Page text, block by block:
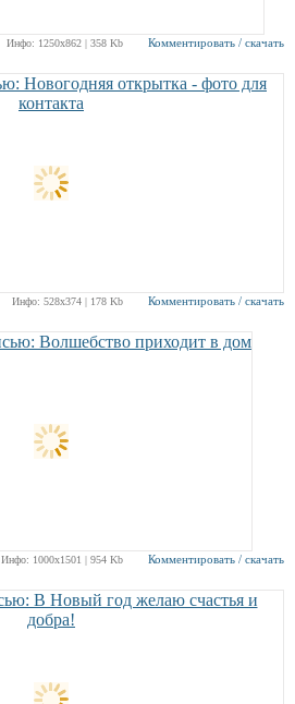
Инфо: 1250х862 | 358 Kb Комментировать / скачать
Инфо: 528х374 | 178 Kb Комментировать / скачать
Инфо: 1000х1501 | 954 Kb Комментировать / скачать